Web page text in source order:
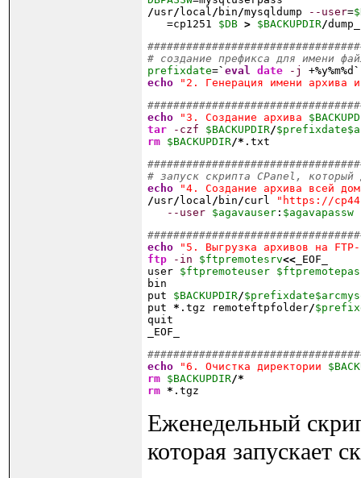
/usr/ local/ bin/mysqldump --user=
   =cp1251
$DB > $BACKUPDIR/
# создание префикса для имени
prefixdate=` eval date -j +%y%m%d `
echo
"2. Генерация имени архива
echo
"3. Создание архива
tar
-czf $BACKUPDIR/$prefixdate
rm $BACKUPDIR/* .txt
# запуск скрипта CPanel, который
echo
"4. Создание архива всей
/usr/ local/ bin/curl
"https://
--user $agavauser : $agavapassw
echo
"5. Выгрузка архивов на
ftp
-in $ftpremotesrv<< _EOF_
user $ftpremoteuser
bin
put $BACKUPDIR/$prefixdate
put * .tgz remoteftpfolder/
quit
_EOF_
echo
"6. Очистка директории
rm $BACKUPDIR/*
rm * .tgz
Еженедельный
которая запускает